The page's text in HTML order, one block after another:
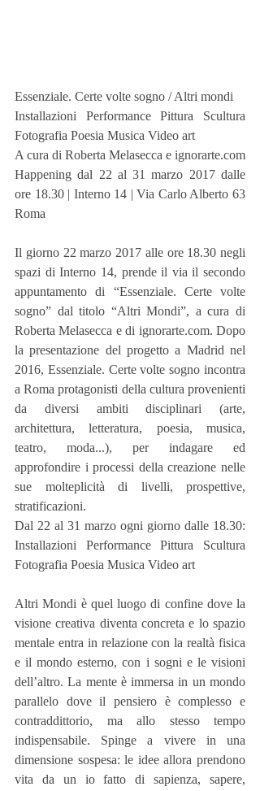
Essenziale. Certe volte sogno / Altri mondi
Installazioni Performance Pittura Scultura
Fotografia Poesia Musica Video art
A cura di Roberta Melasecca e ignorarte.com
Happening dal 22 al 31 marzo 2017 dalle
ore 18.30 | Interno 14 | Via Carlo Alberto 63
Roma
Il giorno 22 marzo 2017 alle ore 18.30 negli
spazi di Interno 14, prende il via il secondo
appuntamento di “Essenziale. Certe volte
sogno” dal titolo “Altri Mondi”, a cura di
Roberta Melasecca e di ignorarte.com. Dopo
la presentazione del progetto a Madrid nel
2016, Essenziale. Certe volte sogno incontra
a Roma protagonisti della cultura provenienti
da diversi ambiti disciplinari (arte,
architettura, letteratura, poesia, musica,
teatro, moda...), per indagare ed
approfondire i processi della creazione nelle
sue molteplicità di livelli, prospettive,
stratificazioni.
Dal 22 al 31 marzo ogni giorno dalle 18.30:
Installazioni Performance Pittura Scultura
Fotografia Poesia Musica Video art
Altri Mondi è quel luogo di confine dove la
visione creativa diventa concreta e lo spazio
mentale entra in relazione con la realtà fisica
e il mondo esterno, con i sogni e le visioni
dell’altro. La mente è immersa in un mondo
parallelo dove il pensiero è complesso e
contraddittorio, ma allo stesso tempo
indispensabile. Spinge a vivere in una
dimensione sospesa: le idee allora prendono
vita da un io fatto di sapienza, sapere,